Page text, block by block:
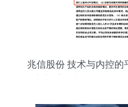
兆信股份 技术与内控